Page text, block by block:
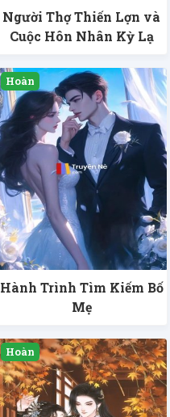
Người Thợ Thiến Lợn và
Cuộc Hôn Nhân Kỳ Lạ
Hành Trình Tìm Kiếm Bố
Mẹ